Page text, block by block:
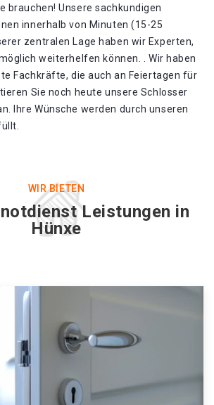
brauchen! Unsere sachkundigen
innerhalb von Minuten (15-25
zentralen Lage haben wir Experten,
weiterhelfen können. . Wir haben
Fachkräfte, die auch an Feiertagen für
Sie noch heute unsere Schlosser
Ihre Wünsche werden durch unseren
WIR BIETEN
Leistungen in
Hünxe